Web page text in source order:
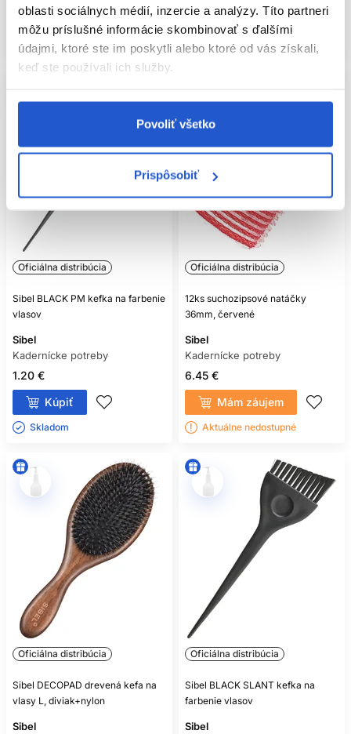
oblasti sociálnych médií, inzercie a analýzy. Títo partneri
môžu príslušné informácie skombinovať s ďalšími
údajmi, ktoré ste im poskytli alebo ktoré od vás získali,
keď ste používali ich služby.
Povoliť všetko
Prispôsobiť
Mám záujem Mám záujem
Oficiálna distribúcia
Sibel BLACK PM kefka na farbenie
vlasov
Sibel
Kadernícke potreby
1.20 €
Kúpiť
Skladom ㅤ
Oficiálna distribúcia
12ks suchozipsové natáčky
36mm, červené
Sibel
Kadernícke potreby
6.45 €
Mám záujem
Aktuálne nedostupné
Oficiálna distribúcia
Sibel DECOPAD drevená kefa na
vlasy L, diviak+nylon
Sibel
Oficiálna distribúcia
Sibel BLACK SLANT kefka na
farbenie vlasov
Sibel